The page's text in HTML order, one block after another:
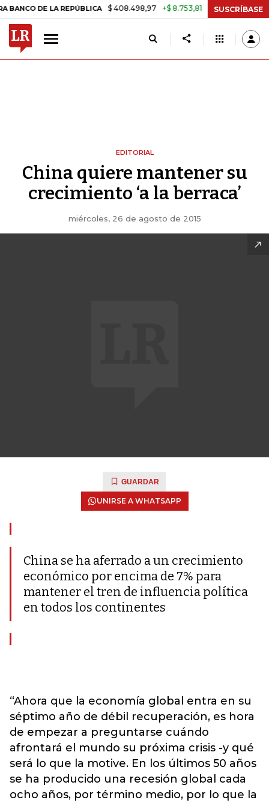
DE LA REPÚBLICA $ 408.498,97 +$ 8.753,81 +2,19% TASA DE
SUSCRÍBASE
EDITORIAL
China quiere mantener su
crecimiento ‘a la berraca’
miércoles, 26 de agosto de 2015
GUARDAR
UNIRSE A WHATSAPP
China se ha aferrado a un crecimiento
económico por encima de 7% para
mantener el tren de influencia política
en todos los continentes
“Ahora que la economía global entra en su
séptimo año de débil recuperación, es hora
de empezar a preguntarse cuándo
afrontará el mundo su próxima crisis -y qué
será lo que la motive. En los últimos 50 años
se ha producido una recesión global cada
ocho años, por término medio, por lo que la